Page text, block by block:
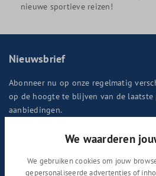
nieuwe sportieve reizen!
Nieuwsbrief
Abonneer nu op onze regelmatig
op de hoogte te blijven van de laatste
aanbiedingen.
Door doorgaan te selecteren,
We waarderen
We gebruiken cookies om jouw
gepersonaliseerde advertenties of